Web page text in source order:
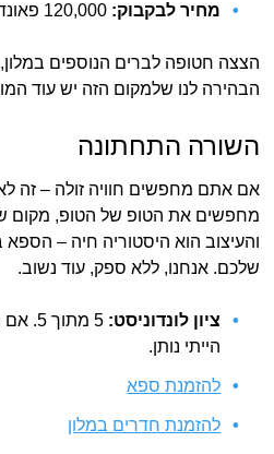
מחיר לבקבוק:
הבהירה לנו שלמקום הזה יש עוד
השורה התחתונה
אם אתם מחפשים חוויה זולה – זה
מחפשים את הטופ של הטופ, מקום
שלכם. אנחנו, ללא ספק, עוד נשוב.
ציון לונדוניסט:
הייתי נותן.
להזמנת ספא
להזמנת חדרים במלון